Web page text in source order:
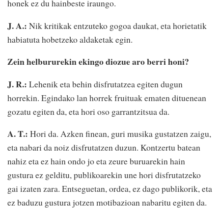
honek ez du hainbeste iraungo.
J. A.: Nik kritikak entzuteko gogoa daukat, eta horietatik
habiatuta hobetzeko aldaketak egin.
Zein helbururekin ekingo diozue aro berri honi?
J. R.: Lehenik eta behin disfrutatzea egiten dugun
horrekin. Egindako lan horrek fruituak ematen dituenean
gozatu egiten da, eta hori oso garrantzitsua da.
A. T.: Hori da. Azken finean, guri musika gustatzen zaigu,
eta nabari da noiz disfrutatzen duzun. Kontzertu batean
nahiz eta ez hain ondo jo eta zeure buruarekin hain
gustura ez gelditu, publikoarekin une hori disfrutatzeko
gai izaten zara. Entseguetan, ordea, ez dago publikorik, eta
ez baduzu gustura jotzen motibazioan nabaritu egiten da.